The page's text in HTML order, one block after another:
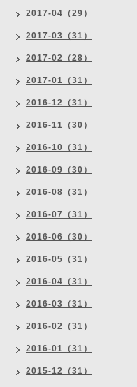
2017-04（29）
2017-03（31）
2017-02（28）
2017-01（31）
2016-12（31）
2016-11（30）
2016-10（31）
2016-09（30）
2016-08（31）
2016-07（31）
2016-06（30）
2016-05（31）
2016-04（31）
2016-03（31）
2016-02（31）
2016-01（31）
2015-12（31）